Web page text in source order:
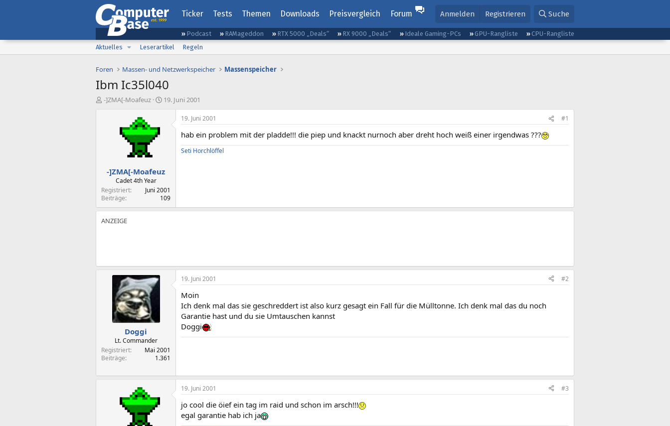
Ticker Tests Themen Downloads Preisvergleich Forum Anmelden Registrieren Suche
Podcast RAMageddon RTX 5000 „Deals“ RX 9000 „Deals“ Ideale Gaming-PCs GPU-Rangliste
CPU-Rangliste
Aktuelles
Leserartikel Regeln
Foren Massen- und Netzwerkspeicher Massenspeicher
Ibm Ic35l040
E
-]ZMA[-Moafeuz
E
a
19. Juni 2001
-]ZMA[-Moafeuz
Cadet 4th Year
Registriert
Juni 2001
Beiträge
109
19. Juni 2001 #1
hab ein problem mit der pladde!!! die piep und knackt nurnoch aber dreht hoch weiß einer irgendwas ???
Seti Horchlöffel
Doggi
Lt. Commander
Registriert
Mai 2001
Beiträge
1.361
19. Juni 2001 #2
Moin
Ich denk mal das sie geschreddert ist also kurz gesagt ein Fall für die Mülltonne. Ich denk mal das du noch
Garantie hast und du sie Umtauschen kannst
Doggi
19. Juni 2001 #3
jo cool die öief ein tag im raid und schon im arsch!!!
egal garantie hab ich ja